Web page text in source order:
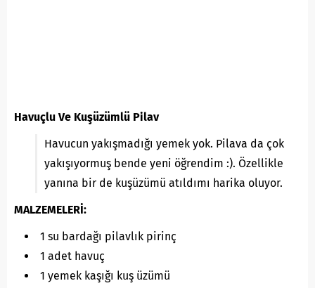
Havuçlu Ve Kuşüzümlü Pilav
Havucun yakışmadığı yemek yok. Pilava da çok
yakışıyormuş bende yeni öğrendim :). Özellikle
yanına bir de kuşüzümü atıldımı harika oluyor.
MALZEMELERİ:
1 su bardağı pilavlık pirinç
1 adet havuç
1 yemek kaşığı kuş üzümü